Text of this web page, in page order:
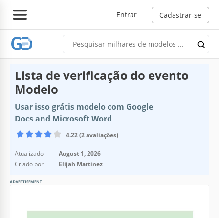
Entrar Cadastrar-se
Lista de verificação do evento
Modelo
Usar isso grátis modelo com Google
Docs and Microsoft Word
4.22 (2 avaliações)
Atualizado
August 1, 2026
Criado por
Elijah Martinez
ADVERTISEMENT